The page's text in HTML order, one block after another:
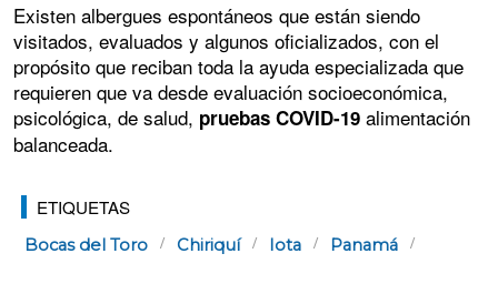
Existen albergues espontáneos que están siendo
visitados, evaluados y algunos oficializados, con el
propósito que reciban toda la ayuda especializada que
requieren que va desde evaluación socioeconómica,
psicológica, de salud, pruebas COVID-19 alimentación
balanceada.
ETIQUETAS
Bocas del Toro Chiriquí Iota Panamá